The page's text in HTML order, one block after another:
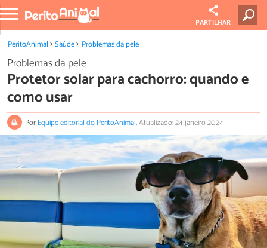
PARTILHAR
PeritoAnimal Saúde Problemas da pele
Problemas da pele
Protetor solar para cachorro: quando e
como usar
PorEquipe editorial do PeritoAnimal.Atualizado: 24 janeiro 2024